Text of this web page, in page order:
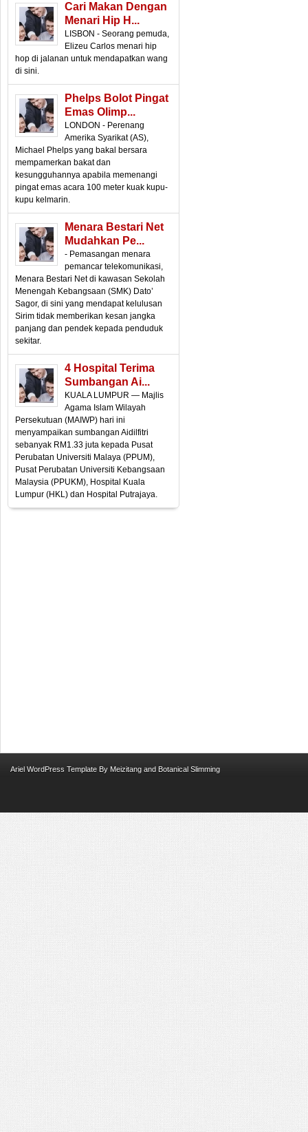
Cari Makan Dengan
Menari Hip H...
LISBON - Seorang pemuda,
Elizeu Carlos menari hip
hop di jalanan untuk mendapatkan wang
di sini.
Phelps Bolot Pingat
Emas Olimp...
LONDON - Perenang
Amerika Syarikat (AS),
Michael Phelps yang bakal bersara
mempamerkan bakat dan
kesungguhannya apabila memenangi
pingat emas acara 100 meter kuak kupu-
kupu kelmarin.
Menara Bestari Net
Mudahkan Pe...
- Pemasangan menara
pemancar telekomunikasi,
Menara Bestari Net di kawasan Sekolah
Menengah Kebangsaan (SMK) Dato’
Sagor, di sini yang mendapat kelulusan
Sirim tidak memberikan kesan jangka
panjang dan pendek kepada penduduk
sekitar.
4 Hospital Terima
Sumbangan Ai...
KUALA LUMPUR — Majlis
Agama Islam Wilayah
Persekutuan (MAIWP) hari ini
menyampaikan sumbangan Aidilfitri
sebanyak RM1.33 juta kepada Pusat
Perubatan Universiti Malaya (PPUM),
Pusat Perubatan Universiti Kebangsaan
Malaysia (PPUKM), Hospital Kuala
Lumpur (HKL) dan Hospital Putrajaya.
Ariel WordPress Template By Meizitang and Botanical Slimming